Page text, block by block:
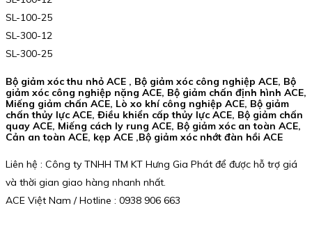
SL-100-25
SL-300-12
SL-300-25
Bộ giảm xóc thu nhỏ ACE , Bộ giảm xóc công nghiệp ACE, Bộ
giảm xóc công nghiệp nặng ACE, Bộ giảm chấn định hình ACE,
Miếng giảm chấn ACE, Lò xo khí công nghiệp ACE, Bộ giảm
chấn thủy lực ACE, Điều khiển cấp thủy lực ACE, Bộ giảm chấn
quay ACE, Miếng cách ly rung ACE, Bộ giảm xóc an toàn ACE,
Cản an toàn ACE, kẹp ACE ,Bộ giảm xóc nhớt đàn hồi ACE
Liên hệ : Công ty TNHH TM KT Hưng Gia Phát để được hỗ trợ giá
và thời gian giao hàng nhanh nhất.
ACE Việt Nam / Hotline : 0938 906 663